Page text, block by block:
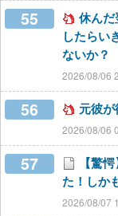
55
休ん
したらい
ないか？
2026/08/06
56 元彼
2026/08/06
57
【驚
た！しか
2026/08/07